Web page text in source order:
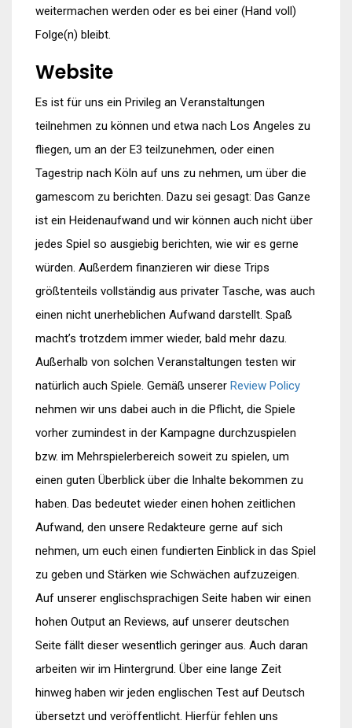
weitermachen werden oder es bei einer (Hand voll)
Folge(n) bleibt.
Website
Es ist für uns ein Privileg an Veranstaltungen
teilnehmen zu können und etwa nach Los Angeles zu
fliegen, um an der E3 teilzunehmen, oder einen
Tagestrip nach Köln auf uns zu nehmen, um über die
gamescom zu berichten. Dazu sei gesagt: Das Ganze
ist ein Heidenaufwand und wir können auch nicht über
jedes Spiel so ausgiebig berichten, wie wir es gerne
würden. Außerdem finanzieren wir diese Trips
größtenteils vollständig aus privater Tasche, was auch
einen nicht unerheblichen Aufwand darstellt. Spaß
macht’s trotzdem immer wieder, bald mehr dazu.
Außerhalb von solchen Veranstaltungen testen wir
natürlich auch Spiele. Gemäß unserer Review Policy
nehmen wir uns dabei auch in die Pflicht, die Spiele
vorher zumindest in der Kampagne durchzuspielen
bzw. im Mehrspielerbereich soweit zu spielen, um
einen guten Überblick über die Inhalte bekommen zu
haben. Das bedeutet wieder einen hohen zeitlichen
Aufwand, den unsere Redakteure gerne auf sich
nehmen, um euch einen fundierten Einblick in das Spiel
zu geben und Stärken wie Schwächen aufzuzeigen.
Auf unserer englischsprachigen Seite haben wir einen
hohen Output an Reviews, auf unserer deutschen
Seite fällt dieser wesentlich geringer aus. Auch daran
arbeiten wir im Hintergrund. Über eine lange Zeit
hinweg haben wir jeden englischen Test auf Deutsch
übersetzt und veröffentlicht. Hierfür fehlen uns